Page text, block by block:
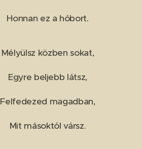
Honnan ez a hóbort.
Mélyülsz közben sokat,
Egyre beljebb látsz,
Felfedezed magadban,
Mit másoktól vársz.